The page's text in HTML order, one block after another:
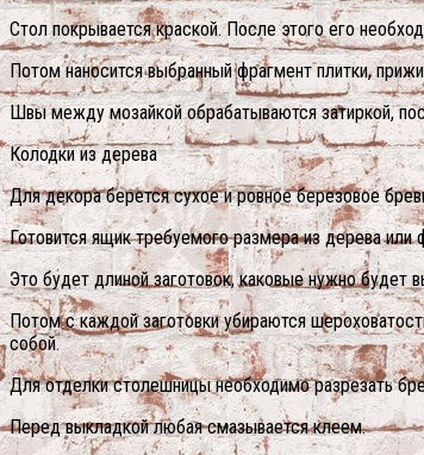
Стол покрывается краской. После этого его
Потом наносится выбранный фрагмент плитки,
Швы между мозайкой обрабатываются затиркой,
Колодки из дерева
Для декора берется сухое и ровное березовое
Готовится ящик требуемого размера из дерева
Это будет длиной заготовок, каковые нужно будет
Потом с каждой заготовки убираются
собой.
Для отделки столешницы необходимо разрезать
Перед выкладкой любая смазывается клеем.